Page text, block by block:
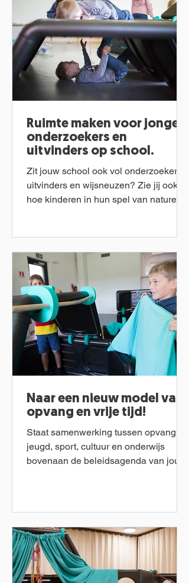
Ruimte maken voor jonge
onderzoekers en
uitvinders op school.
Zit jouw school ook vol onderzoekers,
uitvinders en wijsneuzen? Zie jij ook
hoe kinderen in hun spel van nature op
Naar een nieuw model van
opvang en vrije tijd!
Staat samenwerking tussen opvang,
jeugd, sport, cultuur en onderwijs
bovenaan de beleidsagenda van jouw